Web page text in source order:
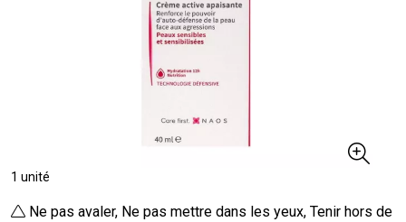
1 unité
Ne pas avaler, Ne pas mettre dans les yeux, Tenir hors de